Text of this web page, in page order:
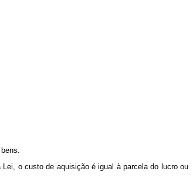
o custo de aquisição é igual à parcela do lucro ou